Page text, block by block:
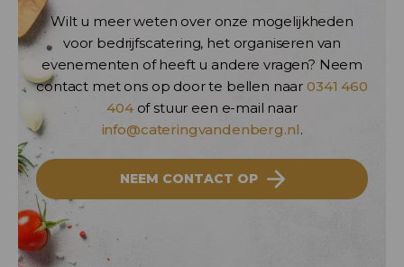
Wilt u meer weten over onze mogelijkheden
voor bedrijfscatering, het organiseren van
evenementen of heeft u andere vragen? Neem
contact met ons op door te bellen naar0341 460
404of stuur een e-mail naar
info@cateringvandenberg.nl.
NEEM CONTACT OP